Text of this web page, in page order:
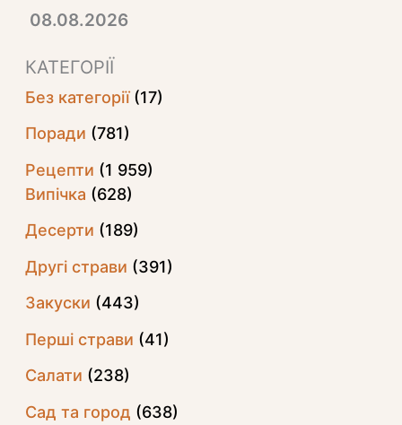
08.08.2026
КАТЕГОРІЇ
Без категорії(17)
Поради (781)
Рецепти (1 959)
Випічка (628)
Десерти (189)
Другі страви (391)
Закуски (443)
Перші страви (41)
Салати (238)
Сад та город (638)